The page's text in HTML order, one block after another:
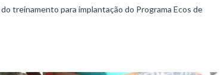
treinamento para implantação do Programa Ecos de